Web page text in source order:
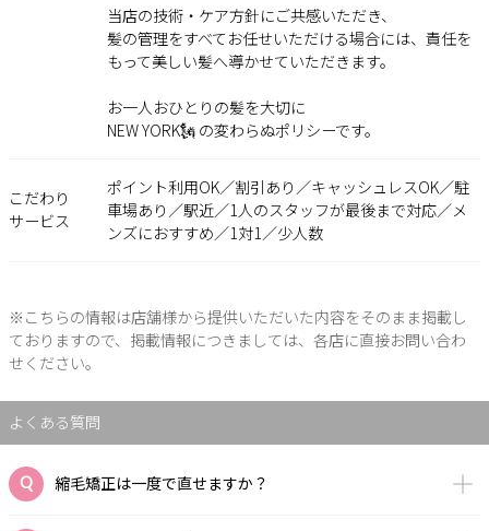
当店の技術・ケア方針にご共感いただき、
髪の管理をすべてお任せいただける場合には、責任を
もって美しい髪へ導かせていただきます。
お一人おひとりの髪を大切に――
NEW YORK🗽 の変わらぬポリシーです。
こだわり
サービス
ポイント利用OK／割引あり／キャッシュレスOK／駐
車場あり／駅近／1人のスタッフが最後まで対応／メ
ンズにおすすめ／1対1／少人数
※こちらの情報は店舗様から提供いただいた内容をそのまま掲載し
ておりますので、掲載情報につきましては、各店に直接お問い合わ
せください。
よくある質問
縮毛矯正は一度で直せますか？